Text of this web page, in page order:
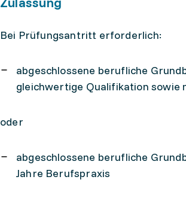
Bei Prüfungsantritt erforderlich:
abgeschlossene berufliche
gleichwertige Qualifikation sowie
oder
abgeschlossene berufliche
Jahre Berufspraxis